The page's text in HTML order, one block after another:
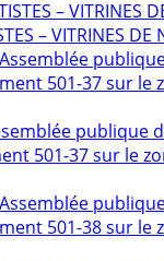
– VITRINES DE
publique
501-37 sur le